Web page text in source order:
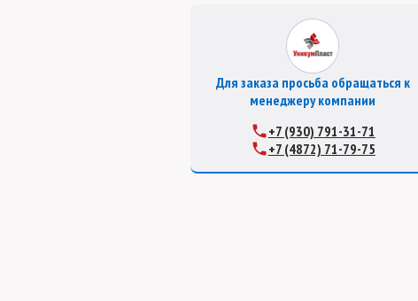
Для заказа просьба обращаться к
менеджеру компании
+7 (930) 791-31-71
+7 (4872) 71-79-75